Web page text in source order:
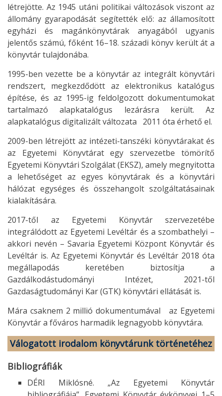
létrejötte. Az 1945 utáni politikai változások viszont az
állomány gyarapodását segítették elő: az államosított
egyházi és magánkönyvtárak anyagából ugyanis
jelentős számú, főként 16–18. századi könyv került át a
könyvtár tulajdonába.
1995-ben vezette be a könyvtár az integrált könyvtári
rendszert, megkezdődött az elektronikus katalógus
építése, és az 1995-ig feldolgozott dokumentumokat
tartalmazó alapkatalógus lezárásra került. Az
alapkatalógus digitalizált változata 2011 óta érhető el.
2009-ben létrejött az intézeti-tanszéki könyvtárakat és
az Egyetemi Könyvtárat egy szervezetbe tömörítő
Egyetemi Könyvtári Szolgálat (EKSZ), amely megnyitotta
a lehetőséget az egyes könyvtárak és a könyvtári
hálózat egységes és összehangolt szolgáltatásainak
kialakítására.
2017-től az Egyetemi Könyvtár szervezetébe
integrálódott az Egyetemi Levéltár és a szombathelyi –
akkori nevén – Savaria Egyetemi Központ Könyvtár és
Levéltár is. Az Egyetemi Könyvtár és Levéltár 2018 óta
megállapodás keretében biztosítja a
Gazdálkodástudományi Intézet, 2021-től
Gazdaságtudományi Kar (GTK) könyvtári ellátását is.
Mára csaknem 2 millió dokumentumával az Egyetemi
Könyvtár a főváros harmadik legnagyobb könyvtára.
Válogatott irodalom könyvtárunk történetéhez
Bibliográfiák
DÉRI Miklósné. „Az Egyetemi Könyvtár